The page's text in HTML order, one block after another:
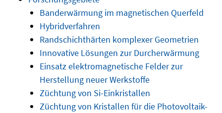
Banderwärmung im magnetischen Querfeld
Hybridverfahren
Randschichthärten komplexer Geometrien
Innovative Lösungen zur Durcherwärmung
Einsatz elektromagnetische Felder zur
Herstellung neuer Werkstoffe
Züchtung von Si-Einkristallen
Züchtung von Kristallen für die Photovoltaik-